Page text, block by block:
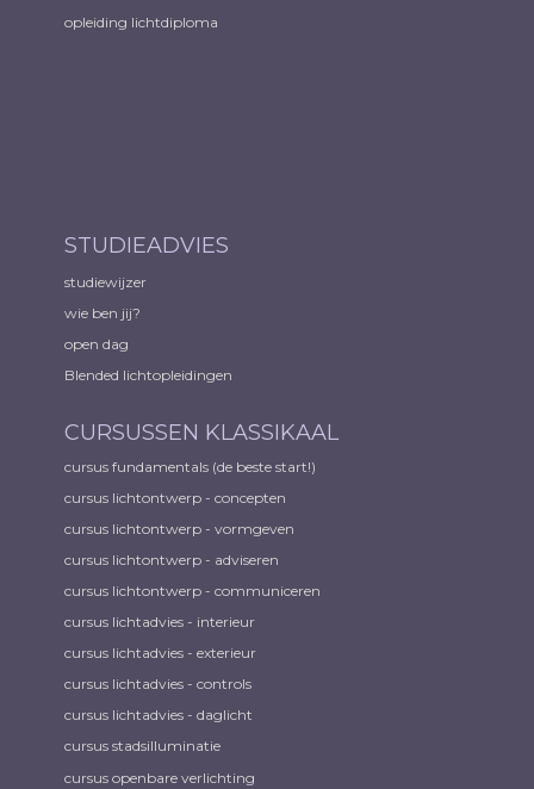
opleiding lichtdiploma
STUDIEADVIES
studiewijzer
wie ben jij?
open dag
Blended lichtopleidingen
CURSUSSEN KLASSIKAAL
cursus fundamentals (de beste start!)
cursus lichtontwerp - concepten
cursus lichtontwerp - vormgeven
cursus lichtontwerp - adviseren
cursus lichtontwerp - communiceren
cursus lichtadvies - interieur
cursus lichtadvies - exterieur
cursus lichtadvies - controls
cursus lichtadvies - daglicht
cursus stadsilluminatie
cursus openbare verlichting